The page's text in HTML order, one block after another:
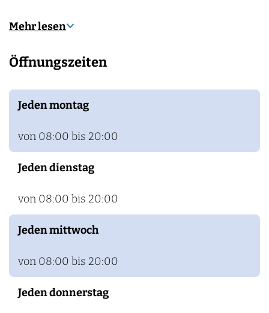
Mehr lesen
Öffnungszeiten
Jeden montag
von 08:00 bis 20:00
Jeden dienstag
von 08:00 bis 20:00
Jeden mittwoch
von 08:00 bis 20:00
Jeden donnerstag